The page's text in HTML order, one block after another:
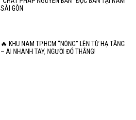
SÀI GÒN
🔥 KHU NAM TP.HCM “NÓNG” LÊN TỪ HẠ TẦNG
– AI NHANH TAY, NGƯỜI ĐÓ THẮNG!